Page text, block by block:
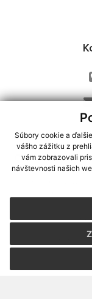
Súbory cookie a
vášho zážitku z
vám zobrazovali
návštevnosti našich
využite možnosť
CMS systém
Vytlačiť